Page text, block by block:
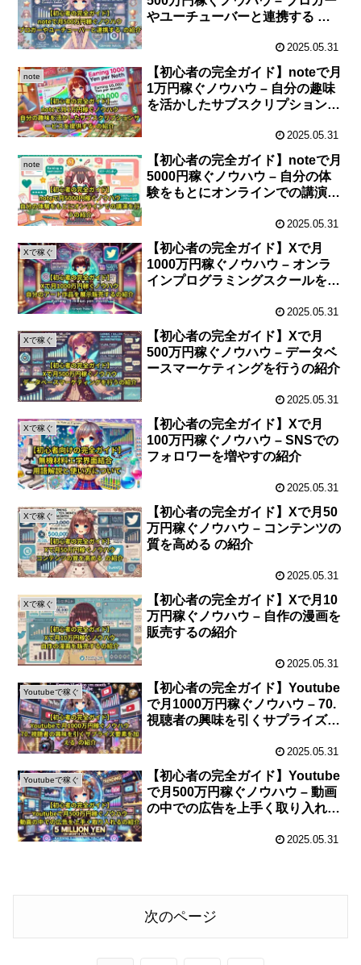
やユーチューバーと連携する の
2025.05.31
note
【初心者の完全ガイド】noteで月
1万円稼ぐノウハウ – 自分の趣味
を活かしたサブスクリプションサ
2025.05.31
note
【初心者の完全ガイド】noteで月
5000円稼ぐノウハウ – 自分の体
験をもとにオンラインでの講演を
2025.05.31
Xで稼ぐ
【初心者の完全ガイド】Xで月
1000万円稼ぐノウハウ – オンラ
インプログラミングスクールを開
2025.05.31
Xで稼ぐ
【初心者の完全ガイド】Xで月
500万円稼ぐノウハウ – データベ
ースマーケティングを行うの紹介
2025.05.31
Xで稼ぐ
【初心者の完全ガイド】Xで月
100万円稼ぐノウハウ – SNSでの
フォロワーを増やすの紹介
2025.05.31
Xで稼ぐ
【初心者の完全ガイド】Xで月50
万円稼ぐノウハウ – コンテンツの
質を高める の紹介
2025.05.31
Xで稼ぐ
【初心者の完全ガイド】Xで月10
万円稼ぐノウハウ – 自作の漫画を
販売するの紹介
2025.05.31
Youtubeで稼ぐ
【初心者の完全ガイド】Youtube
で月1000万円稼ぐノウハウ – 70.
視聴者の興味を引くサプライズ要
2025.05.31
Youtubeで稼ぐ
【初心者の完全ガイド】Youtube
で月500万円稼ぐノウハウ – 動画
の中での広告を上手く取り入れる
2025.05.31
次のページ